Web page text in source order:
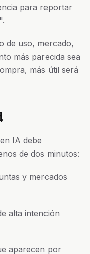
para reportar
de uso, mercado,
más parecida sea
más útil será
IA debe
de dos minutos:
y mercados
alta intención
aparecen por